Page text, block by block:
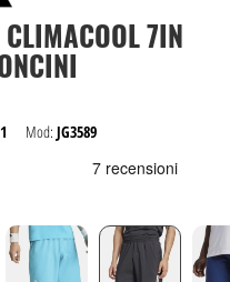
CLIMACOOL 7IN
Mod: JG3589